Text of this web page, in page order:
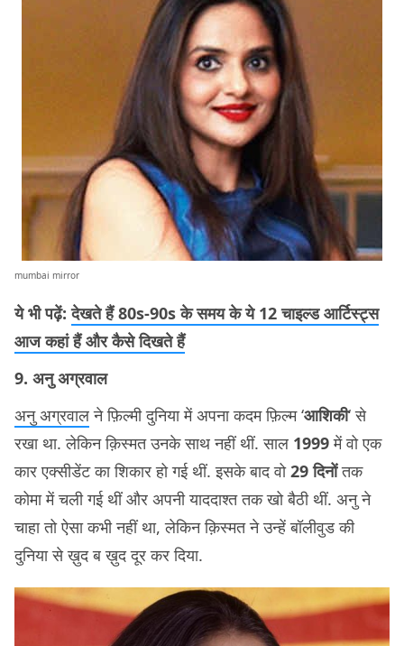
mumbai mirror
ये भी पढ़ें:देखते हैं 80s-90s के समय के ये 12 चाइल्ड आर्टिस्ट्स
आज कहां हैं और कैसे दिखते हैं
9. अनु अग्रवाल
अनु अग्रवालने फ़िल्मी दुनिया में अपना कदम फ़िल्म ‘आशिकी‘ से
रखा था. लेकिन क़िस्मत उनके साथ नहीं थीं. साल 1999में वो एक
कार एक्सीडेंट का शिकार हो गई थीं. इसके बाद वो29 दिनोंतक
कोमा में चली गई थीं और अपनी याददाश्त तक खो बैठी थीं. अनु ने
चाहा तो ऐसा कभी नहीं था, लेकिन क़िस्मत ने उन्हें बॉलीवुड की
दुनिया से ख़ुद ब ख़ुद दूर कर दिया.